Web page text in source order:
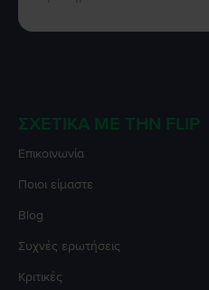
ΣΧΕΤΙΚΆ ΜΕ ΤΗΝ FLIP
Επικοινωνία
Ποιοι είμαστε
Blog
Συχνές ερωτήσεις
Κριτικές